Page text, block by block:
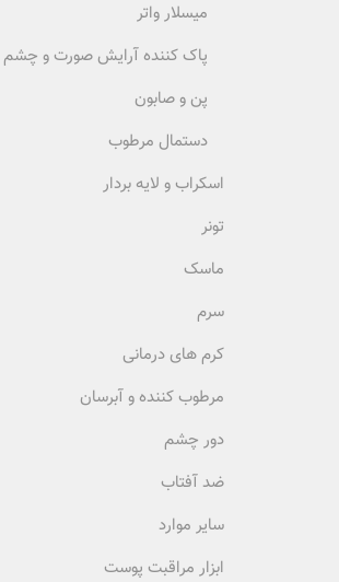
میسلار واتر
پاک کننده آرایش صورت و چشم
پن و صابون
دستمال مرطوب
اسکراب و لایه بردار
تونر
ماسک
سرم
کرم های درمانی
مرطوب کننده و آبرسان
دور چشم
ضد آفتاب
سایر موارد
ابزار مراقبت پوست